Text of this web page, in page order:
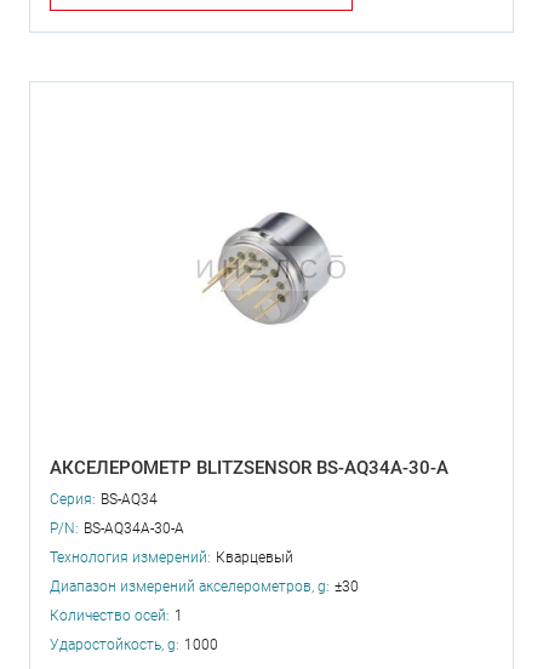
АКСЕЛЕРОМЕТР BLITZSENSOR BS-AQ34A-30-A
Серия: BS-AQ34
P/N: BS-AQ34A-30-A
Технология измерений: Кварцевый
Диапазон измерений акселерометров, g: ±30
Количество осей: 1
Ударостойкость, g: 1000